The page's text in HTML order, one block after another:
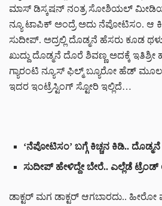
ಮಾಸ್ ಡಿಸ್ಕಷನ್ ನಂತ್ರ ಸೋಶಿಯಲ್
ನ್ಯೂ ಟಾಪಿಕ್ ಅಂದ್ರೆ ಅದು ನೆಪೋಟಿಸಂ. ಆ
ಸುದೀಪ್. ಅದ್ರಲ್ಲಿ ದೊಡ್ಮನೆ ಹೆಸರು ಕೂಡ
ಖುದ್ದು ದೊಡ್ಮನೆ ದೊರೆ ಶಿವಣ್ಣ ಅದಕ್ಕೆ
ಗ್ಯಾರಂಟಿ ನ್ಯೂಸ್ ಫಿಲ್ಮ್ ಬ್ಯೂರೋ ಹೆಡ್
ಇದರ ಇಂಟ್ರೆಸ್ಟಿಂಗ್‌ ಸ್ಟೋರಿ ಇಲ್ಲಿದೆ…
‘ನೆಪೋಟಿಸಂ’ ಬಗ್ಗೆ ಕಿಚ್ಚನ ಕಿಡಿ.. ದೊಡ್ಮನೆ
ಸುದೀಪ್ ಹೇಳಿದ್ದೇ ಬೇರೆ.. ಎಲ್ಲೆಡೆ ಟ್ರೆಂಡ್
ಡಾಕ್ಟರ್ ಮಗ ಡಾಕ್ಟರ್ ಆಗಬಾರದು..